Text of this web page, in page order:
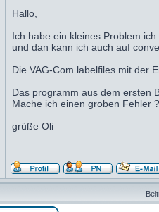
Hallo,
Ich habe ein kleines Problem
und dan kann ich auch auf
Die VAG-Com labelfiles mit der
Das programm aus dem ersten
Mache ich einen groben Fehler
grüße Oli